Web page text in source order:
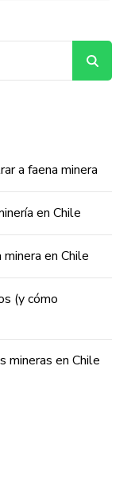
a faena minera
en Chile
en Chile
(y cómo
mineras en Chile